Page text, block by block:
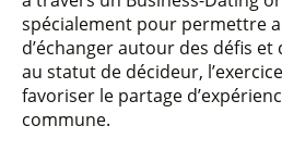
spécialement pour permettre
d’échanger autour des défis
au statut de décideur,
favoriser le partage
commune.